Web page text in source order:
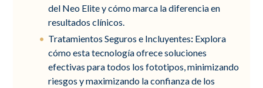
del Neo Elite y cómo marca la diferencia en
resultados clínicos.
Tratamientos Seguros e Incluyentes: Explora
cómo esta tecnología ofrece soluciones
efectivas para todos los fototipos, minimizando
riesgos y maximizando la confianza de los